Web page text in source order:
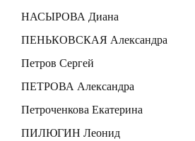
НАСЫРОВА Диана
ПЕНЬКОВСКАЯ Александра
Петров Сергей
ПЕТРОВА Александра
Петроченкова Екатерина
ПИЛЮГИН Леонид